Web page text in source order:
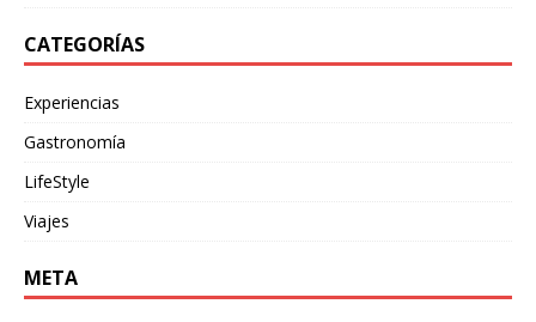
CATEGORÍAS
Experiencias
Gastronomía
LifeStyle
Viajes
META